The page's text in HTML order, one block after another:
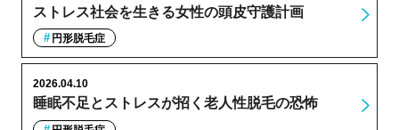
ストレス社会を生きる女性の頭皮守護計画
円形脱毛症
睡眠不足とストレスが招く老人性脱毛の恐怖
2026.04.10